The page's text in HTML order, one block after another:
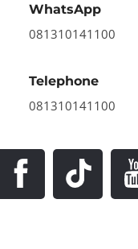
WhatsApp
081310141100
Telephone
081310141100